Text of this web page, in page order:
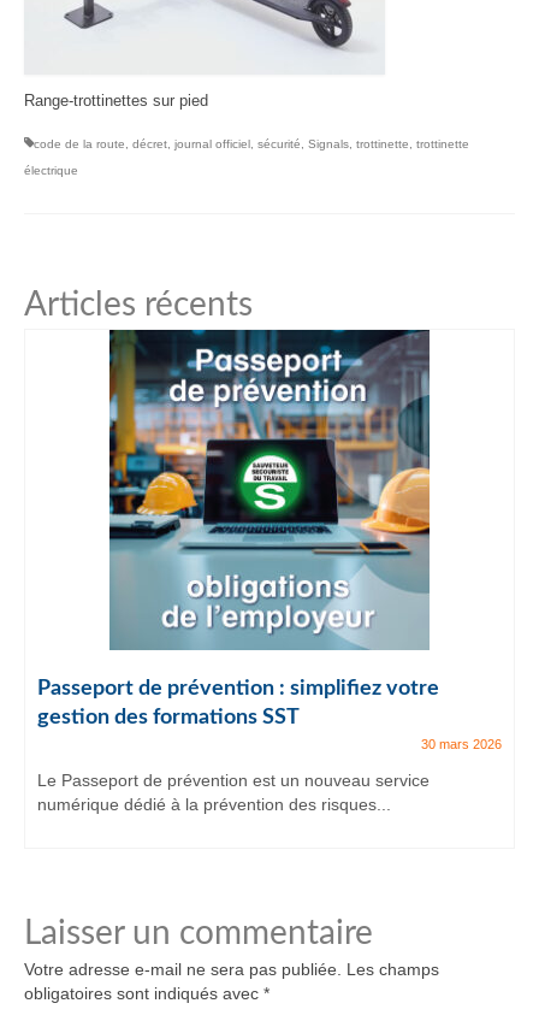
Range-trottinettes sur pied
code de la route décret journal officiel sécurité Signals trottinette
trottinette
électrique
Articles récents
Passeport de prévention : simplifiez votre
gestion des formations SST
30 mars 2026
Le Passeport de prévention est un nouveau service
numérique dédié à la prévention des risques...
Laisser un commentaire
Votre adresse e-mail ne sera pas publiée.
Les champs
obligatoires sont indiqués avec *